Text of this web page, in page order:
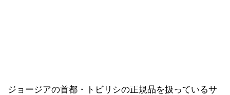
ジョージアの首都・トビリシの正規品を扱っているサ